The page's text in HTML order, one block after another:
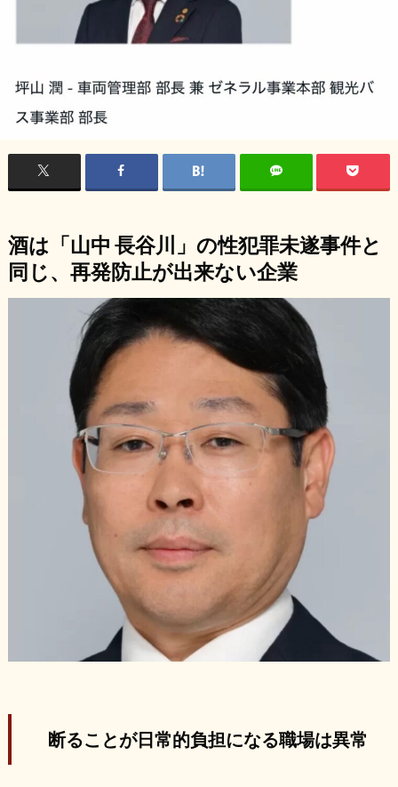
酒は「山中 長谷川」の性犯罪未遂事件と
同じ、再発防止が出来ない企業
断ることが日常的負担になる職場は異常